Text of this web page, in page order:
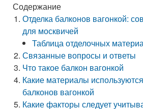
Содержание
Отделка балконов вагонкой:
для москвичей
Таблица отделочных
Связанные вопросы и ответы
Что такое балкон вагонкой
Какие материалы
балконов вагонкой
Какие факторы следует